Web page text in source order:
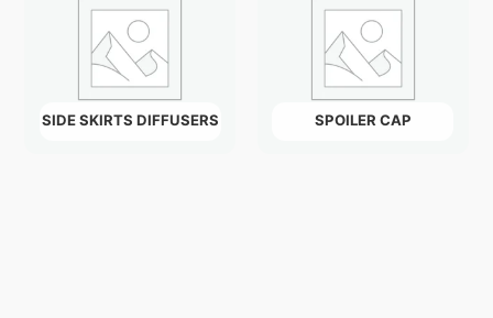
SIDE SKIRTS DIFFUSERS SPOILER CAP